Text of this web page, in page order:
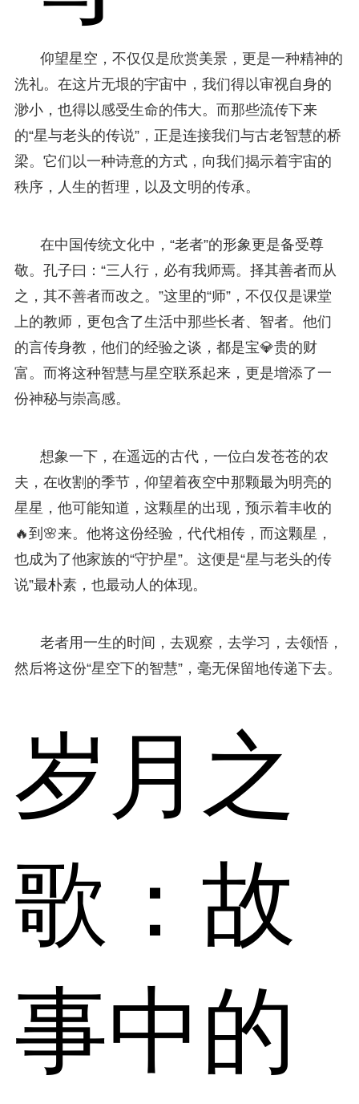
仰望星空，不仅仅是欣赏美景，更是一种精神的
洗礼。在这片无垠的宇宙中，我们得以审视自身的
渺小，也得以感受生命的伟大。而那些流传下来
的“星与老头的传说”，正是连接我们与古老智慧的桥
梁。它们以一种诗意的方式，向我们揭示着宇宙的
秩序，人生的哲理，以及文明的传承。
在中国传统文化中，“老者”的形象更是备受尊
敬。孔子曰：“三人行，必有我师焉。择其善者而从
之，其不善者而改之。”这里的“师”，不仅仅是课堂
上的教师，更包含了生活中那些长者、智者。他们
的言传身教，他们的经验之谈，都是宝💎贵的财
富。而将这种智慧与星空联系起来，更是增添了一
份神秘与崇高感。
想象一下，在遥远的古代，一位白发苍苍的农
夫，在收割的季节，仰望着夜空中那颗最为明亮的
星星，他可能知道，这颗星的出现，预示着丰收的
🔥到🌸来。他将这份经验，代代相传，而这颗星，
也成为了他家族的“守护星”。这便是“星与老头的传
说”最朴素，也最动人的体现。
老者用一生的时间，去观察，去学习，去领悟，
然后将这份“星空下的智慧”，毫无保留地传递下去。
岁月之
歌：故
事中的